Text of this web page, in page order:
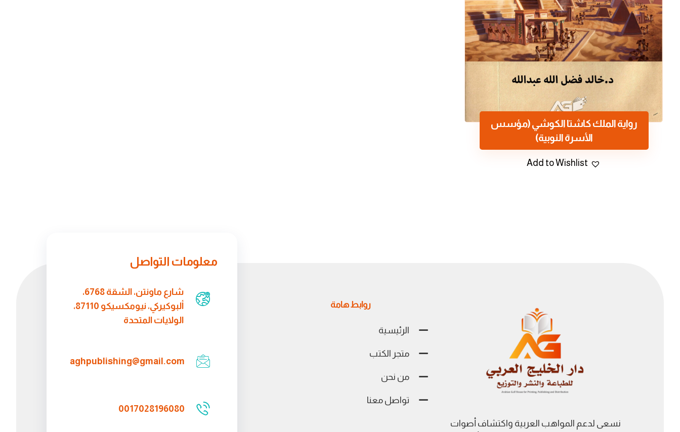
رواية الملك كاشتا الكوشي (مؤسس
الأسرة النوبية)
Add to Wishlist
نسعى لدعم المواهب العربية واكتشاف أصوات
روابط هامة
الرئيسية
متجر الكتب
من نحن
تواصل معنا
معلومات التواصل
شارع ماونتن، الشقة 6768،
ألبوكيركي، نيومكسيكو 87110،
الولايات المتحدة
aghpublishing@gmail.com
0017028196080